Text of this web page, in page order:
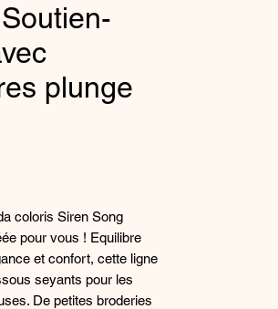
plunge
coloris Siren Song
pour vous ! Equilibre
et confort, cette ligne
seyants pour les
De petites broderies